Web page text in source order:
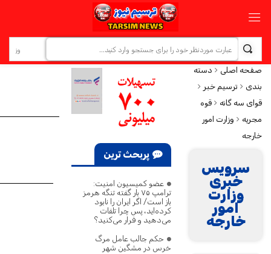
صفحه اصلی
دسته
بندی
ترسیم خبر
قوای سه گانه
قوه
مجریه
وزارت امور
خارجه
سرویس
خبری
وزارت
امور
خارجه
عراقچی
در تماس
پربحث ترین
عضو کمیسیون امنیت:
ترامپ ۷۵ بار گفته تنگه هرمز
باز است/ اگر ایران را نابود
کرده‌اید، پس چرا تلفات
می‌دهید و فرار می‌کنید؟
حکم جالب عامل مرگ
خرس در مشگین‌ شهر